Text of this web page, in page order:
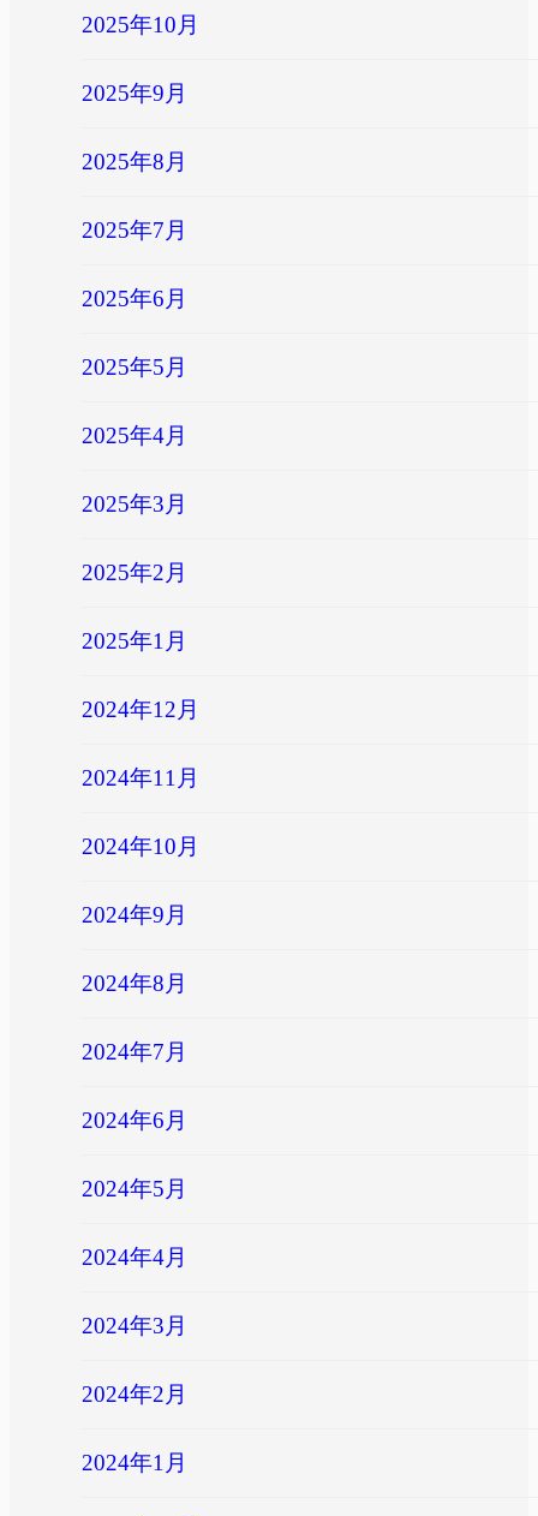
2025年10月
2025年9月
2025年8月
2025年7月
2025年6月
2025年5月
2025年4月
2025年3月
2025年2月
2025年1月
2024年12月
2024年11月
2024年10月
2024年9月
2024年8月
2024年7月
2024年6月
2024年5月
2024年4月
2024年3月
2024年2月
2024年1月